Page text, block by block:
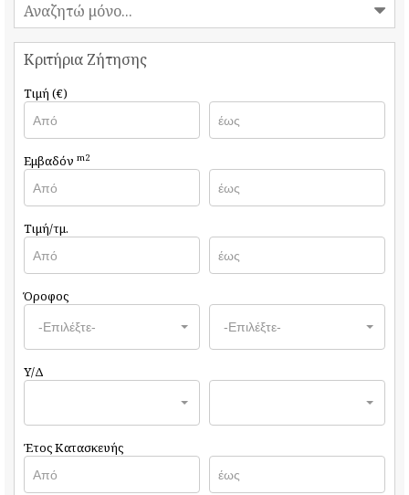
Αναζητώ μόνο...
Κριτήρια Ζήτησης
Τιμή (€)
Εμβαδόν m2
Τιμή/τμ.
Όροφος
-Επιλέξτε- -Επιλέξτε-
Υ/Δ
Έτος Κατασκευής